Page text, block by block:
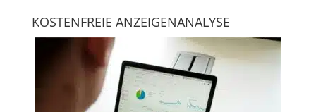
KOSTENFREIE ANZEIGENANALYSE